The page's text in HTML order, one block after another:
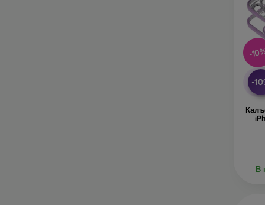
-
-
В